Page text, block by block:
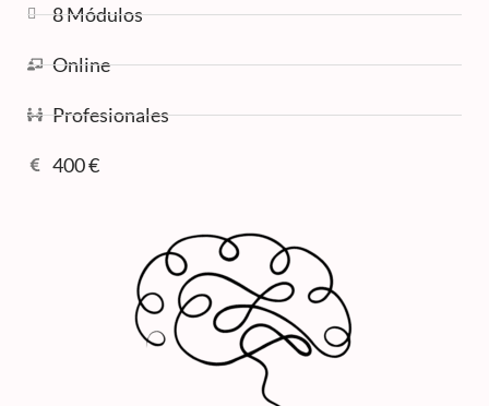
8 Módulos
Online
Profesionales
400 €